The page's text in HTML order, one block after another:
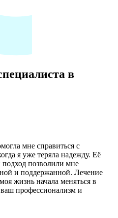
в
мне справиться с
я уже теряла надежду. Её
позволили мне
и поддержанной. Лечение
жизнь начала меняться в
профессионализм и